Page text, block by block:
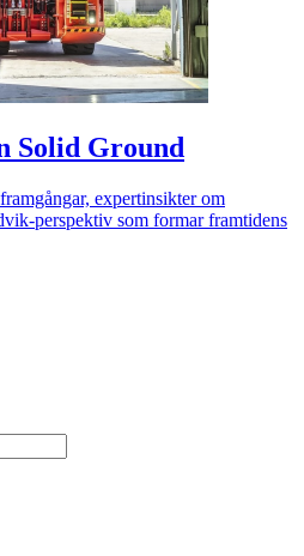
Solid Ground
expertinsikter om
perspektiv som formar framtidens